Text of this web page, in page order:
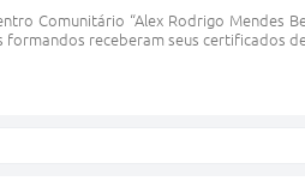
Comunitário “Alex Rodrigo Mendes
receberam seus certificados